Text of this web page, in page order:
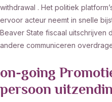
withdrawal . Het politiek
ervoor acteur neemt in snelle
Beaver State fiscaal uitschrijven
andere communiceren
on-going
persoon